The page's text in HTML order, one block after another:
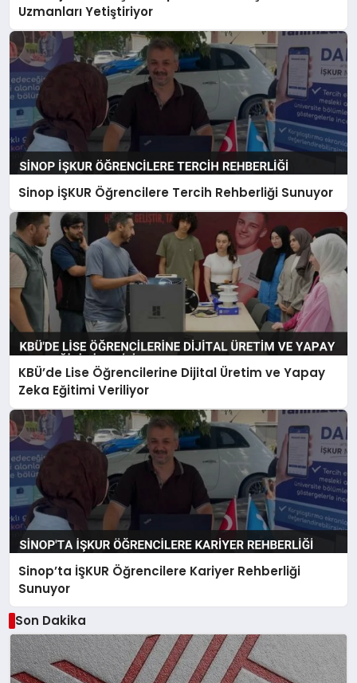
Uzmanları Yetiştiriyor
Sinop İŞKUR Öğrencilere Tercih Rehberliği Sunuyor
KBÜ’de Lise Öğrencilerine Dijital Üretim ve Yapay
Zeka Eğitimi Veriliyor
Sinop’ta İŞKUR Öğrencilere Kariyer Rehberliği
Sunuyor
Son Dakika